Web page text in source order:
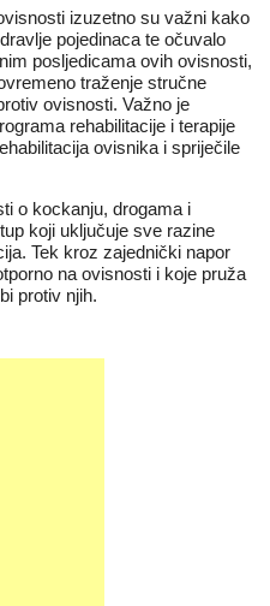
izuzetno su važni kako
pojedinaca te očuvalo
posljedicama ovih ovisnosti,
traženje stručne
ovisnosti. Važno je
rehabilitacije i terapije
ovisnika i spriječile
o kockanju, drogama i
koji uključuje sve razine
Tek kroz zajednički napor
na ovisnosti i koje pruža
protiv njih.